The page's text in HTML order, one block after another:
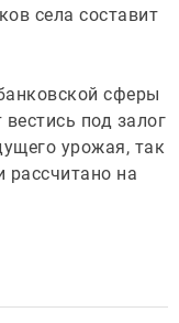
села составит
сферы
под залог
урожая, так
рассчитано на